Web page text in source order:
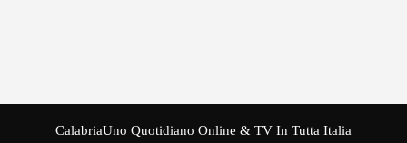
CalabriaUno Quotidiano Online & TV In Tutta Italia